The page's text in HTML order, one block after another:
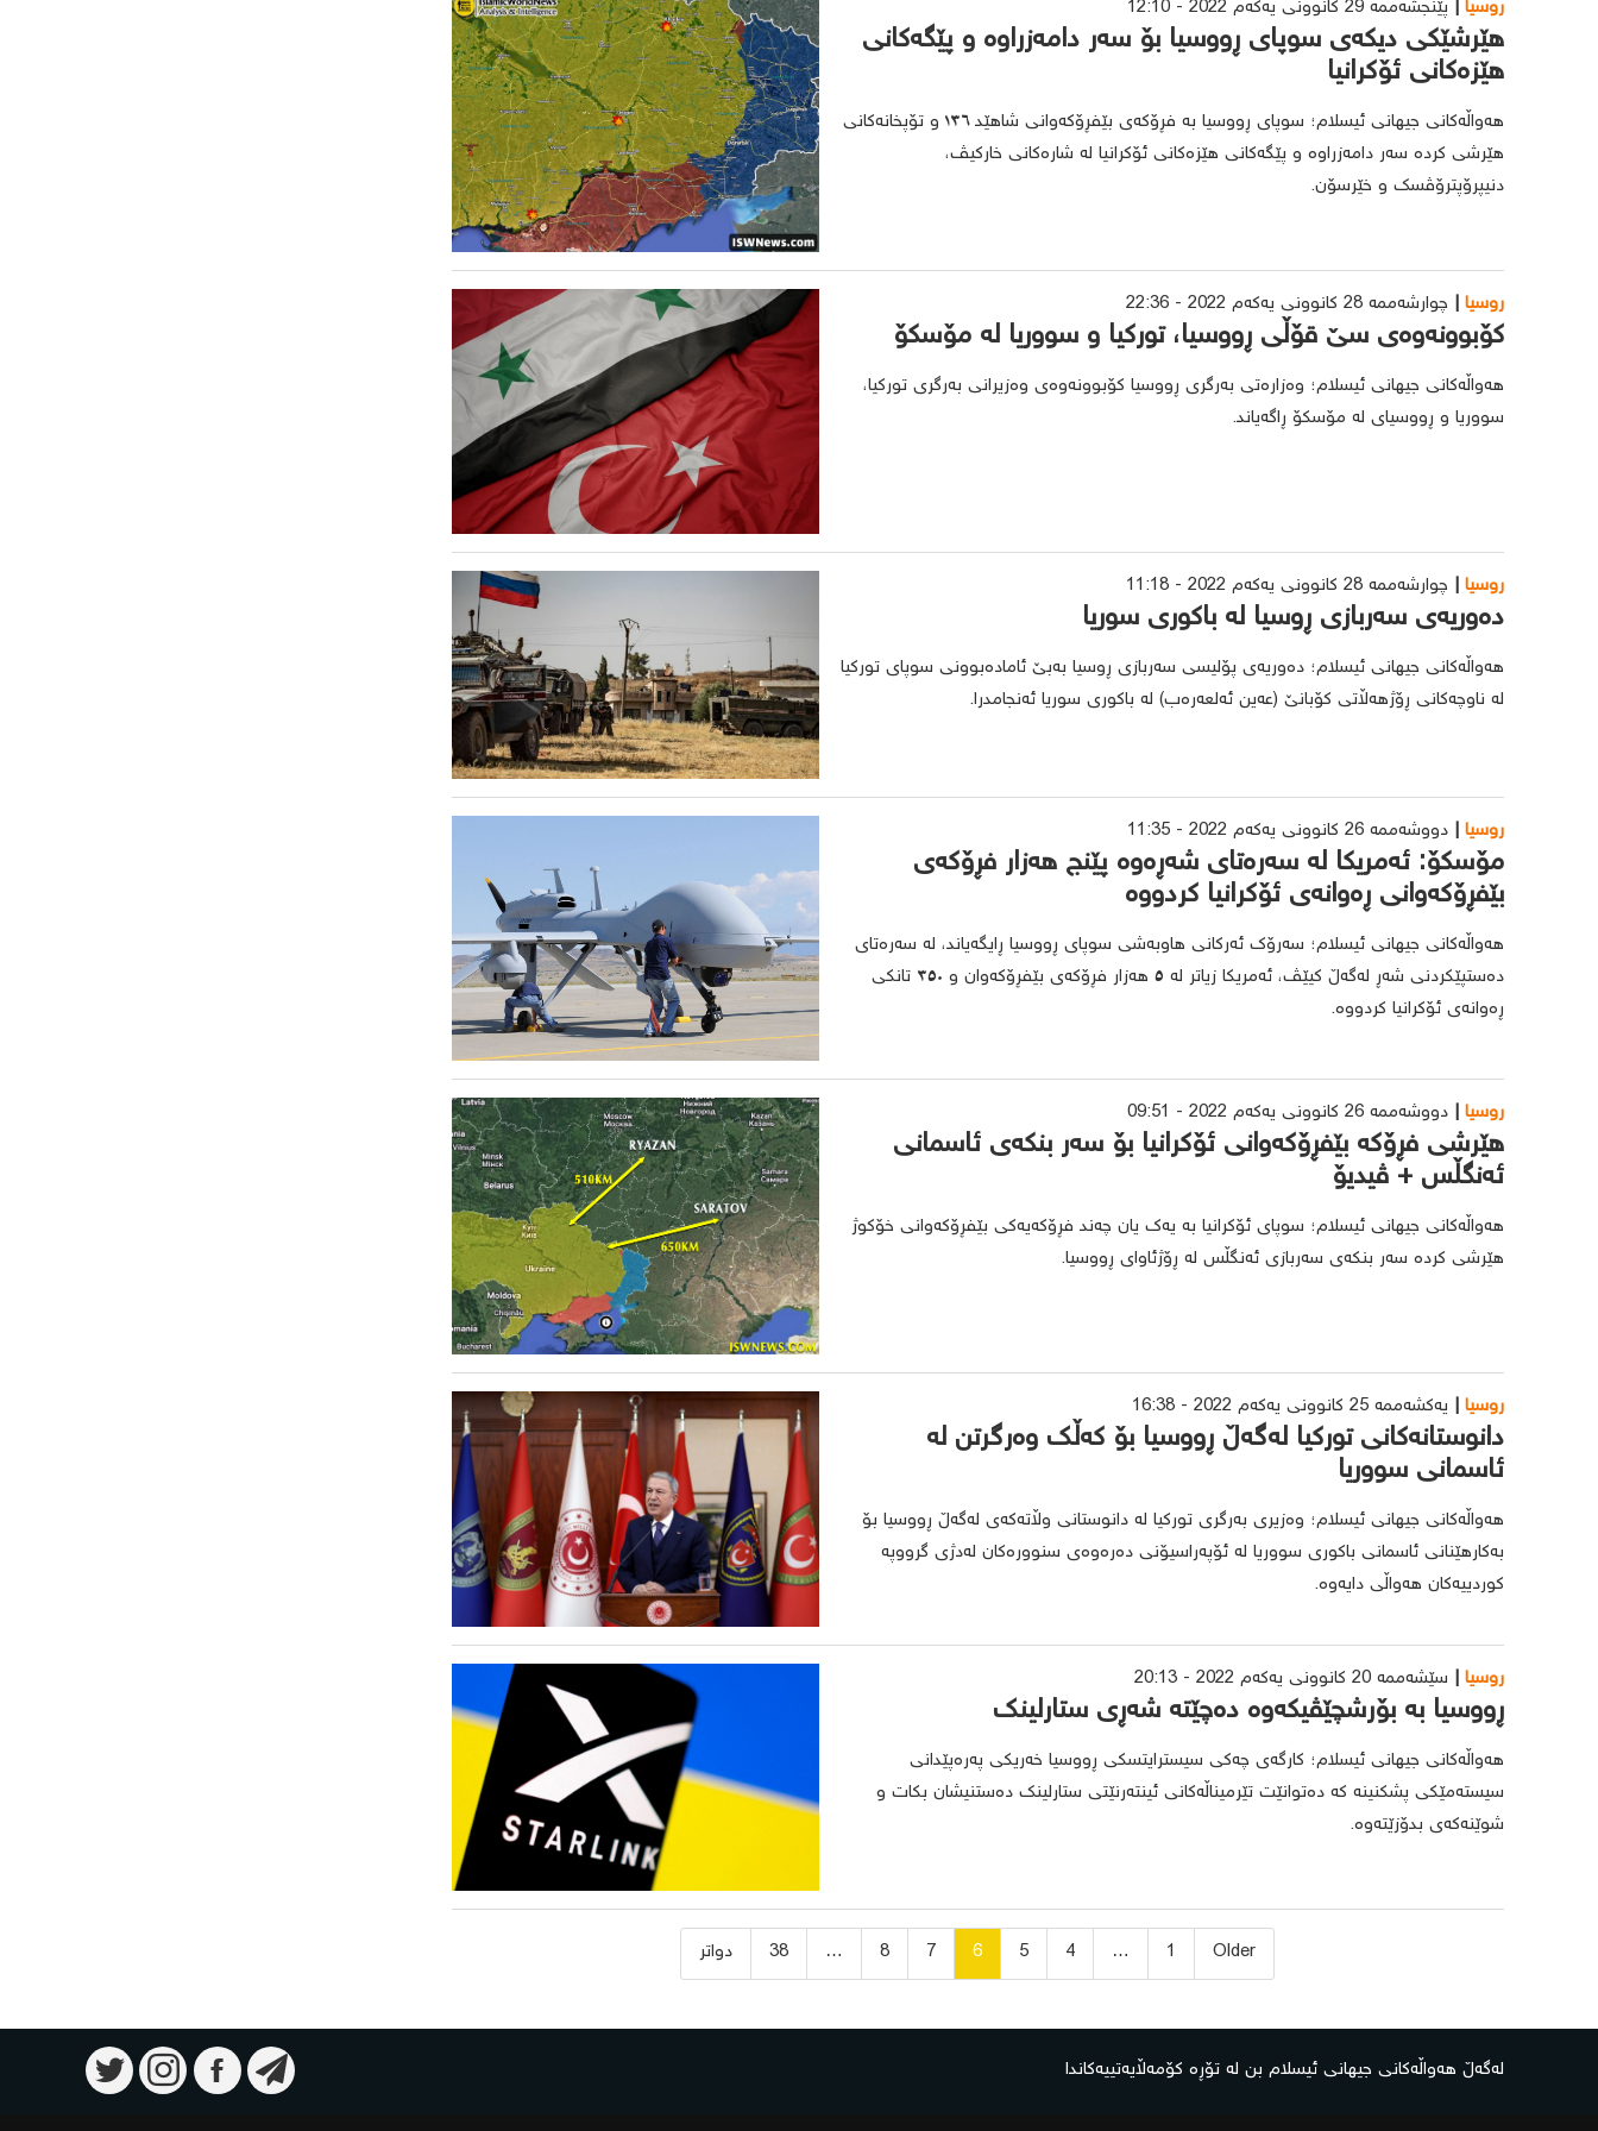
روسیا پێنجشەممە 29 کانوونی یەکەم 2022 - 12:10
هێرشێکی دیکەی سوپای ڕووسیا بۆ سەر دامەزراوە و پێگەکانی
هێزەکانی ئۆکرانیا
هەواڵەکانی جیهانی ئیسلام؛ سوپای ڕووسیا بە فڕۆکەی بێفڕۆکەوانی شاهێد ١٣٦ و تۆپخانەکانی
هێرشی کردە سەر دامەزراوە و پێگەکانی هێزەکانی ئۆکرانیا لە شارەکانی خارکیڤ،
دنیپرۆپترۆڤسک و خێرسۆن.
روسیا چوارشەممە 28 کانوونی یەکەم 2022 - 22:36
کۆبوونەوەی سێ قۆڵی ڕووسیا، تورکیا و سووریا لە مۆسکۆ
هەواڵەکانی جیهانی ئیسلام؛ وەزارەتی بەرگری ڕووسیا کۆبوونەوەی وەزیرانی بەرگری تورکیا،
سووریا و ڕووسیای لە مۆسکۆ ڕاگەیاند.
روسیا چوارشەممە 28 کانوونی یەکەم 2022 - 11:18
دەوریەی سەربازی ڕوسیا لە باکوری سوریا
هەواڵەکانی جیهانی ئیسلام؛ دەوریەی پۆلیسی سەربازی ڕوسیا بەبێ ئامادەبوونی سوپای تورکیا
لە ناوچەکانی ڕۆژهەڵاتی کۆبانێ (عەین ئەلعەرەب) لە باکوری سوریا ئەنجامدرا.
روسیا دووشەممە 26 کانوونی یەکەم 2022 - 11:35
مۆسکۆ: ئەمریکا لە سەرەتای شەڕەوە پێنج هەزار فڕۆکەی
بێفڕۆکەوانی ڕەوانەی ئۆکرانیا کردووە
هەواڵەکانی جیهانی ئیسلام؛ سەرۆک ئەرکانی هاوبەشی سوپای ڕووسیا ڕایگەیاند، لە سەرەتای
دەستپێکردنی شەڕ لەگەڵ کیێڤ، ئەمریکا زیاتر لە ٥ هەزار فڕۆکەی بێفڕۆکەوان و ٣٥٠ تانکی
ڕەوانەی ئۆکرانیا کردووە.
روسیا دووشەممە 26 کانوونی یەکەم 2022 - 09:51
هێرشی فڕۆکە بێفڕۆکەوانی ئۆکرانیا بۆ سەر بنکەی ئاسمانی
ئەنگڵس + ڤیدیۆ
هەواڵەکانی جیهانی ئیسلام؛ سوپای ئۆکرانیا بە یەک یان چەند فڕۆکەیەکی بێفڕۆکەوانی خۆکوژ
هێرشی کردە سەر بنکەی سەربازی ئەنگڵس لە ڕۆژئاوای ڕووسیا.
روسیا یەکشەممە 25 کانوونی یەکەم 2022 - 16:38
دانوستانەکانی تورکیا لەگەڵ ڕووسیا بۆ کەڵک وەرگرتن لە
ئاسمانی سووریا
هەواڵەکانی جیهانی ئیسلام؛ وەزیری بەرگری تورکیا لە دانوستانی وڵاتەکەی لەگەڵ ڕووسیا بۆ
بەکارهێنانی ئاسمانی باکوری سووریا لە ئۆپەراسیۆنی دەرەوەی سنوورەکان لەدژی گرووپە
کوردییەکان هەواڵی دایەوە.
روسیا سێشەممە 20 کانوونی یەکەم 2022 - 20:13
ڕووسیا بە بۆرشچێڤیکەوە دەچێتە شەڕی ستارلینک
هەواڵەکانی جیهانی ئیسلام؛ کارگەی چەکی سیسترایتسکی ڕووسیا خەریکی پەرەپێدانی
سیستەمێکی پشکنینە کە دەتوانێت تێرمیناڵەکانی ئینتەرنێتی ستارلینک دەستنیشان بکات و
شوێنەکەی بدۆزێتەوە.
Older
1
…
4
5
6
7
8
…
38 دواتر
لەگەڵ هەواڵەکانی جیهانی ئیسلام بن لە تۆڕە کۆمەڵایەتییەکاندا